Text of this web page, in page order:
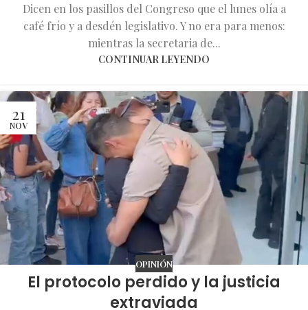
Dicen en los pasillos del Congreso que el lunes olía a
café frío y a desdén legislativo. Y no era para menos:
mientras la secretaria de...
CONTINUAR LEYENDO
21
NOV
OPINIÓN
El protocolo perdido y la justicia
extraviada